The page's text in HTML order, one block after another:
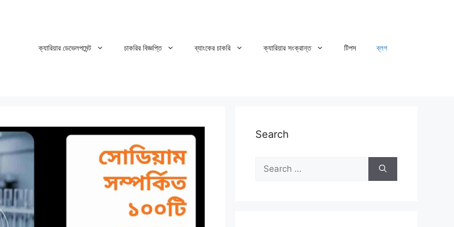
ক্যারিয়ার ডেভেলপমেন্ট চাকরির বিজ্ঞপ্তি ব্যাংকের চাকরি ক্যারিয়ার সংক্রান্ত টিপস ব্লগ
Search
Search
for: